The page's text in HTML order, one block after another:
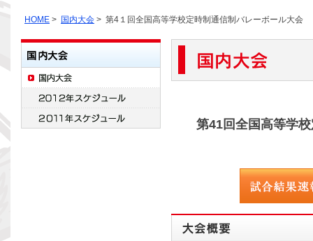
HOME > 国内大会 > 第4１回全国高等学校定時制通信制バレーボール大会
第41回全国高等学校